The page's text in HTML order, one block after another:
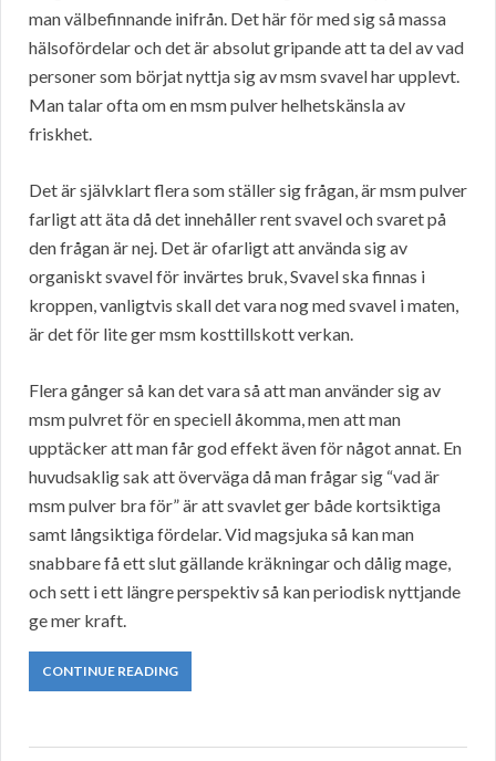
man välbefinnande inifrån. Det här för med sig så massa
hälsofördelar och det är absolut gripande att ta del av vad
personer som börjat nyttja sig av msm svavel har upplevt.
Man talar ofta om en msm pulver helhetskänsla av
friskhet.
Det är självklart flera som ställer sig frågan, är msm pulver
farligt att äta då det innehåller rent svavel och svaret på
den frågan är nej. Det är ofarligt att använda sig av
organiskt svavel för invärtes bruk, Svavel ska finnas i
kroppen, vanligtvis skall det vara nog med svavel i maten,
är det för lite ger msm kosttillskott verkan.
Flera gånger så kan det vara så att man använder sig av
msm pulvret för en speciell åkomma, men att man
upptäcker att man får god effekt även för något annat. En
huvudsaklig sak att överväga då man frågar sig “vad är
msm pulver bra för” är att svavlet ger både kortsiktiga
samt långsiktiga fördelar. Vid magsjuka så kan man
snabbare få ett slut gällande kräkningar och dålig mage,
och sett i ett längre perspektiv så kan periodisk nyttjande
ge mer kraft.
CONTINUE READING